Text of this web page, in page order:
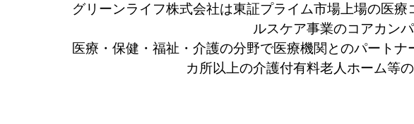
グリーンライフ株式会社は東証プライム市場上場の医
ルスケア事業のコアカン
医療・保健・福祉・介護の分野で医療機関とのパート
カ所以上の介護付有料老人ホーム等